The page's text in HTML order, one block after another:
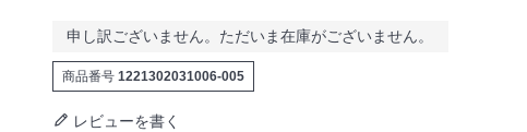
申し訳ございません。ただいま在庫がございません。
商品番号 1221302031006-005
レビューを書く